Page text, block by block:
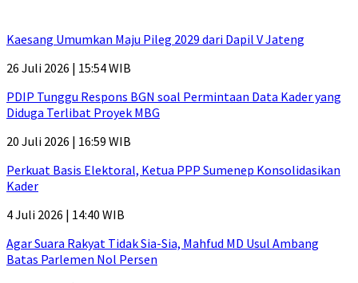
Kaesang Umumkan Maju Pileg 2029 dari Dapil V Jateng
26 Juli 2026 | 15:54 WIB
PDIP Tunggu Respons BGN soal Permintaan Data Kader yang
Diduga Terlibat Proyek MBG
20 Juli 2026 | 16:59 WIB
Perkuat Basis Elektoral, Ketua PPP Sumenep Konsolidasikan
Kader
4 Juli 2026 | 14:40 WIB
Agar Suara Rakyat Tidak Sia-Sia, Mahfud MD Usul Ambang
Batas Parlemen Nol Persen